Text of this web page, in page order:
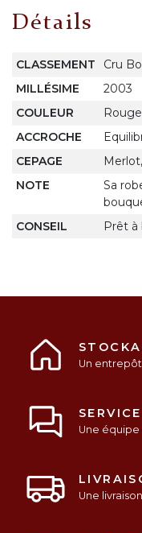
Détails
CLASSEMENT
Cru
MILLÉSIME
2003
COULEUR
Rouge
ACCROCHE
CEPAGE
NOTE
Sa
CONSEIL
Prêt à
Un
Une équipe
Une